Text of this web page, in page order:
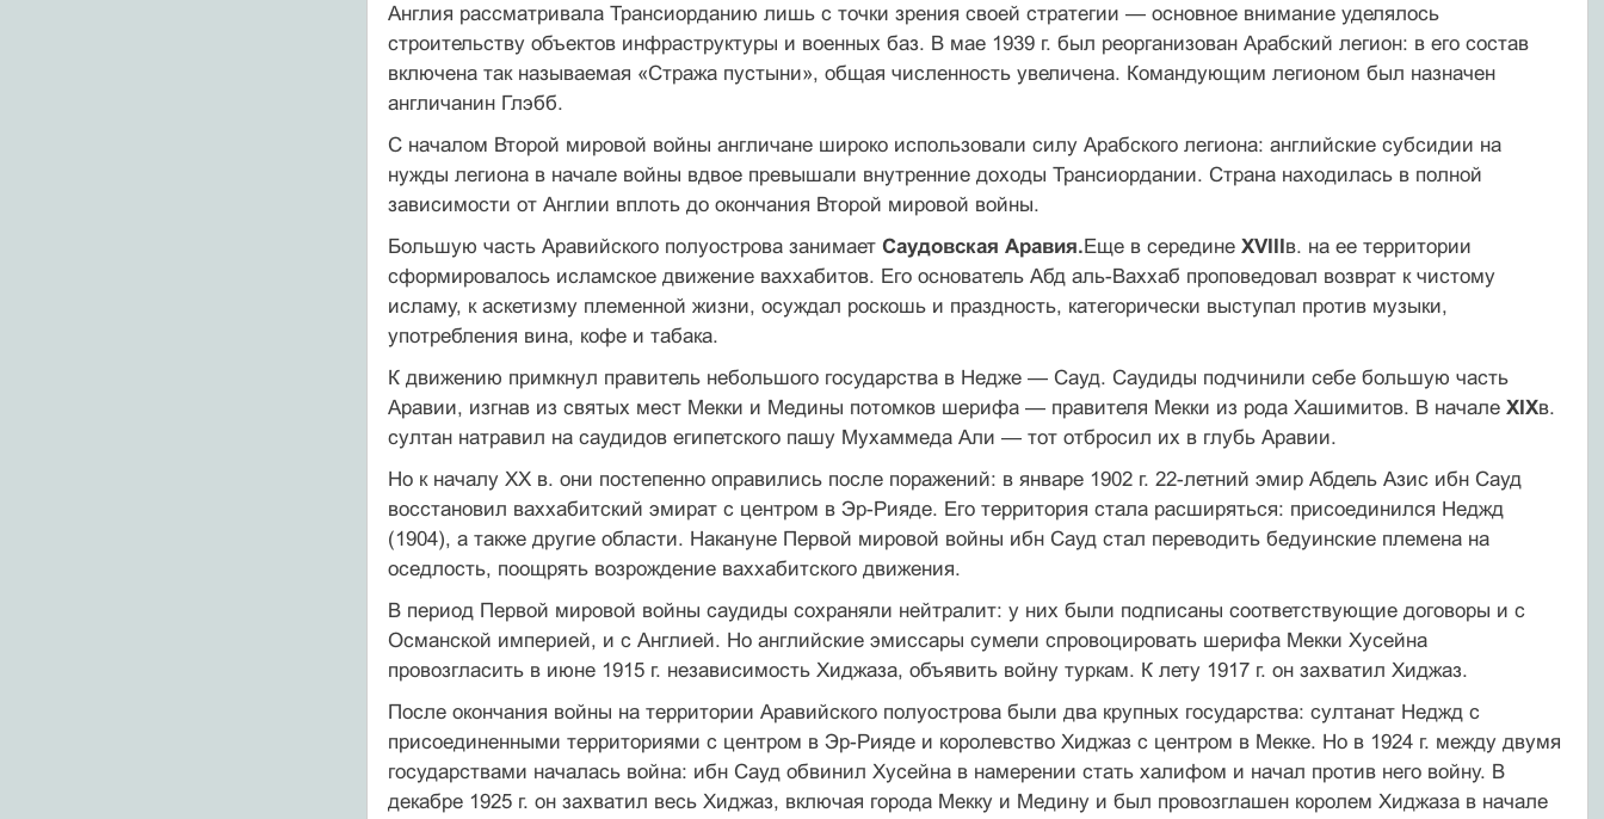
Англия рассматривала Трансиорданию лишь с точки зрения своей стратегии — основное внимание уделялось
строительству объектов инфраструктуры и военных баз. В мае 1939 г. был реорганизован Араб­ский легион: в его состав
включена так называемая «Стража пустыни», общая численность увеличена. Командующим легионом был на­значен
англичанин Глэбб.
С началом Второй мировой войны англичане широко использова­ли силу Арабского легиона: английские субсидии на
нужды легиона в начале войны вдвое превышали внутренние доходы Трансиордании. Страна находилась в полной
зависимости от Англии вплоть до окон­чания Второй мировой войны.
Большую часть Аравийского полуострова занимает Саудовская Аравия.Еще в середине XVIIIв. на ее территории
сформировалось ис­ламское движение ваххабитов. Его основатель Абд аль-Ваххаб пропо­ведовал возврат к чистому
исламу, к аскетизму племенной жизни, осуждал роскошь и праздность, категорически выступал против му­зыки,
употребления вина, кофе и табака.
К движению примкнул правитель небольшого государства в Недже — Сауд. Саудиды подчинили себе большую часть
Аравии, изгнав из святых мест Мекки и Медины потомков шерифа — правителя Мек­ки из рода Хашимитов. В начале XIXв.
султан натравил на саудидов египетского пашу Мухаммеда Али — тот отбросил их в глубь Аравии.
Но к началу XX в. они постепенно оправились после поражений: в январе 1902 г. 22-летний эмир Абдель Азис ибн Сауд
восстановил ваххабитский эмират с центром в Эр-Рияде. Его территория стала расширяться: присоединился Неджд
(1904), а также другие области. Накануне Первой мировой войны ибн Сауд стал переводить бедуин­ские племена на
оседлость, поощрять возрождение ваххабитского движения.
В период Первой мировой войны саудиды сохраняли нейтралит: у них были подписаны соответствующие договоры и с
Османской им­перией, и с Англией. Но английские эмиссары сумели спровоциро­вать шерифа Мекки Хусейна
провозгласить в июне 1915 г. независи­мость Хиджаза, объявить войну туркам. К лету 1917 г. он захватил Хиджаз.
После окончания войны на территории Аравийского полуострова были два крупных государства: султанат Неджд с
присоединенными территориями с центром в Эр-Рияде и королевство Хиджаз с центром в Мекке. Но в 1924 г. между двумя
государствами началась война: ибн Сауд обвинил Хусейна в намерении стать халифом и начал против не­го войну. В
декабре 1925 г. он захватил весь Хиджаз, включая города Мекку и Медину и был провозглашен королем Хиджаза в начале